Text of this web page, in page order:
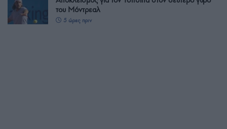
του Μόντρεαλ
5 ώρες πριν